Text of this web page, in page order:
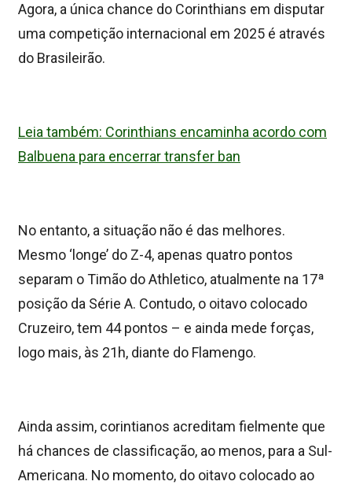
Agora, a única chance do Corinthians em disputar
uma competição internacional em 2025 é através
do Brasileirão.
Leia também: Corinthians encaminha acordo com
Balbuena para encerrar transfer ban
No entanto, a situação não é das melhores.
Mesmo ‘longe’ do Z-4, apenas quatro pontos
separam o Timão do Athletico, atualmente na 17ª
posição da Série A. Contudo, o oitavo colocado
Cruzeiro, tem 44 pontos – e ainda mede forças,
logo mais, às 21h, diante do Flamengo.
Ainda assim, corintianos acreditam fielmente que
há chances de classificação, ao menos, para a Sul-
Americana. No momento, do oitavo colocado ao